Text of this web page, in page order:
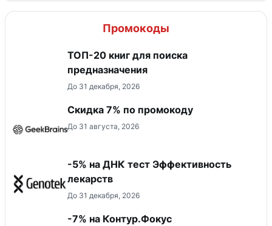
Промокоды
ТОП-20 книг для поиска
предназначения
До 31 декабря, 2026
Скидка 7% по промокоду
До 31 августа, 2026
-5% на ДНК тест Эффективность
лекарств
До 31 декабря, 2026
-7% на Контур.Фокус